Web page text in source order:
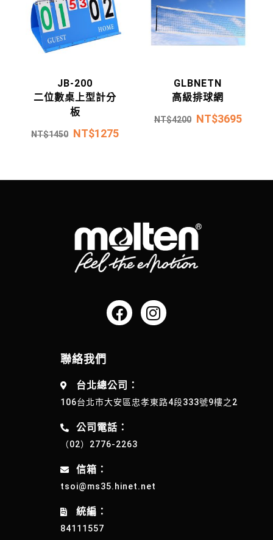
JB-200
二位數桌上型計分
板
NT$1450 NT$1275
GLBNETN
高級排球網
NT$4200 NT$3695
聯絡我們
台北總公司：
106台北市大安區忠孝東路4段333號9樓之2
公司電話：
（02）2776-2263
信箱：
tsoi@ms35.hinet.net
統編：
84111557